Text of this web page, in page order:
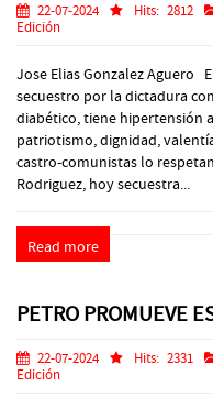
22-07-2024 Hits: 2812
Edición
Jose Elias Gonzalez Aguero
secuestro por la dictadura
diabético, tiene hipertensión
patriotismo, dignidad,
castro-comunistas lo
Rodriguez, hoy secuestra...
Read more
PETRO PROMUEVE
22-07-2024 Hits: 2331
Edición